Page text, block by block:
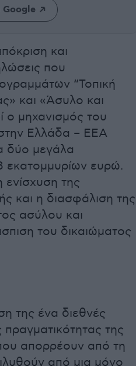
και
που
“Τοπική
και «Άσυλο και
ο μηχανισμός του
Ελλάδα – EEA
δύο μεγάλα
εκατομμυρίων ευρώ.
της
και η διασφάλιση της
ασύλου και
του δικαιώματος
της ένα διεθνές
της
απορρέουν από τη
από μια μόνο